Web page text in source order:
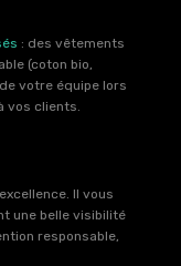
: des vêtements
(coton bio,
votre équipe lors
vos clients.
Il vous
une belle visibilité
responsable,